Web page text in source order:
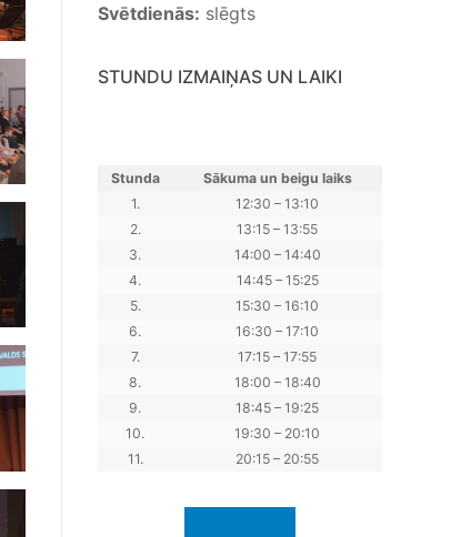
Svētdienās: slēgts
STUNDU IZMAIŅAS UN LAIKI
Stunda
Sākuma un beigu laiks
1.
12:30 – 13:10
2.
13:15 – 13:55
3.
14:00 – 14:40
4.
14:45 – 15:25
5.
15:30 – 16:10
6.
16:30 – 17:10
7.
17:15 – 17:55
8.
18:00 – 18:40
9.
18:45 – 19:25
10.
19:30 – 20:10
11.
20:15 – 20:55